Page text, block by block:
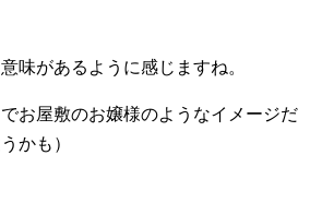
味があるように感じますね。
お屋敷のお嬢様のようなイメージだ
かも）